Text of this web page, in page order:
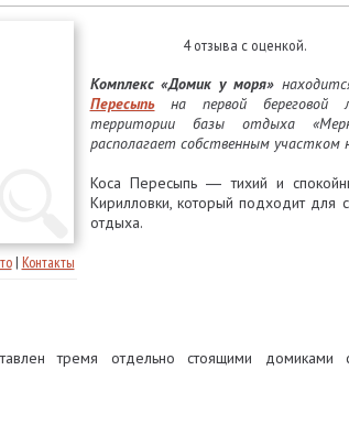
| Контакты
4 отзыва с оценкой.
Комплекс «Домик у моря»
Пересыпьна первой береговой
территории базы отдыха
располагает собственным участком
Коса Пересыпь ― тихий и
Кирилловки, который подходит для
отдыха.
тремя отдельно стоящими домиками